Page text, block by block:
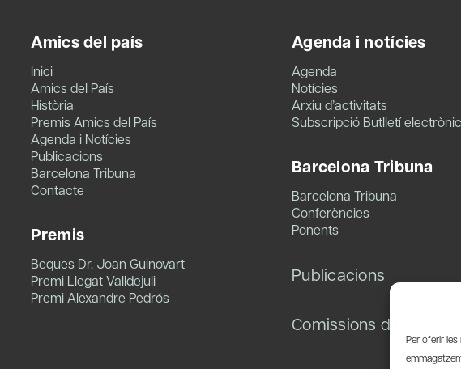
Per oferir
Amics del país
Inici
Amics del País
Història
Premis Amics del País
Agenda i Notícies
Publicacions
Barcelona Tribuna
Contacte
Premis
Beques Dr. Joan Guinovart
Premi Llegat Valldejuli
Premi Alexandre Pedrós
Agenda i notícies
Agenda
Notícies
Arxiu d’activitats
Subscripció Butlletí electrònic
Barcelona Tribuna
Barcelona Tribuna
Conferències
Ponents
Publicacions
Comissions de treball